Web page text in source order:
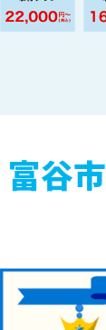
富谷